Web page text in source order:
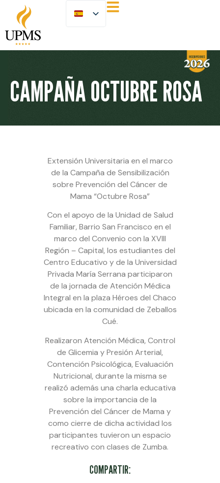
CAMPAÑA OCTUBRE ROSA
Extensión Universitaria en el marco
de la Campaña de Sensibilización
sobre Prevención del Cáncer de
Mama “Octubre Rosa”
Con el apoyo de la Unidad de Salud
Familiar, Barrio San Francisco en el
marco del Convenio con la XVIII
Región – Capital, los estudiantes del
Centro Educativo y de la Universidad
Privada María Serrana participaron
de la jornada de Atención Médica
Integral en la plaza Héroes del Chaco
ubicada en la comunidad de Zeballos
Cué.
Realizaron Atención Médica, Control
de Glicemia y Presión Arterial,
Contención Psicológica, Evaluación
Nutricional, durante la misma se
realizó además una charla educativa
sobre la importancia de la
Prevención del Cáncer de Mama y
como cierre de dicha actividad los
participantes tuvieron un espacio
recreativo con clases de Zumba.
COMPARTIR: